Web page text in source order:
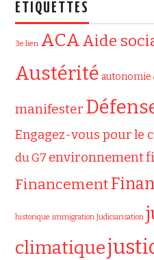
ÉTIQUETTES
3e lien ACAAide
Austérité autonomie
manifester
Engagez-vous pour le
du G7 environnement
Financement
historique immigration Judiciarisation
climatique